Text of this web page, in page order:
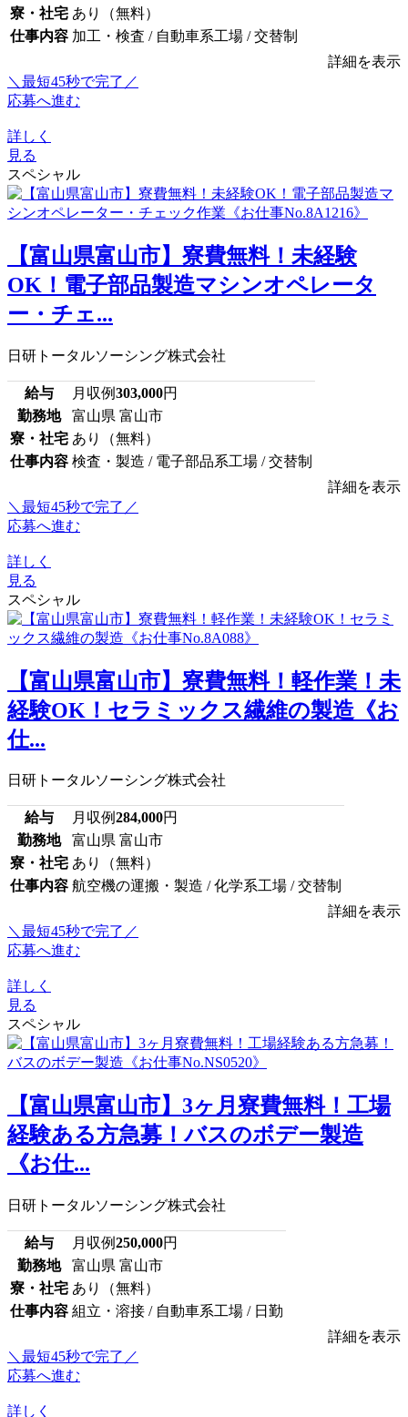
寮・社宅 あり（無料）
仕事内容 加工・検査 / 自動車系工場 / 交替制
詳細を表示
＼最短45秒で完了／
応募へ進む
詳しく
見る
スペシャル
【富山県富山市】寮費無料！未経験
OK！電子部品製造マシンオペレータ
ー・チェ...
日研トータルソーシング株式会社
給与 月収例303,000円
勤務地
富山県 富山市
寮・社宅 あり（無料）
仕事内容 検査・製造 / 電子部品系工場 / 交替制
詳細を表示
＼最短45秒で完了／
応募へ進む
詳しく
見る
スペシャル
【富山県富山市】寮費無料！軽作業！未
経験OK！セラミックス繊維の製造《お
仕...
日研トータルソーシング株式会社
給与 月収例284,000円
勤務地
富山県 富山市
寮・社宅 あり（無料）
仕事内容 航空機の運搬・製造 / 化学系工場 / 交替制
詳細を表示
＼最短45秒で完了／
応募へ進む
詳しく
見る
スペシャル
【富山県富山市】3ヶ月寮費無料！工場
経験ある方急募！バスのボデー製造
《お仕...
日研トータルソーシング株式会社
給与 月収例250,000円
勤務地
富山県 富山市
寮・社宅 あり（無料）
仕事内容 組立・溶接 / 自動車系工場 / 日勤
詳細を表示
＼最短45秒で完了／
応募へ進む
詳しく